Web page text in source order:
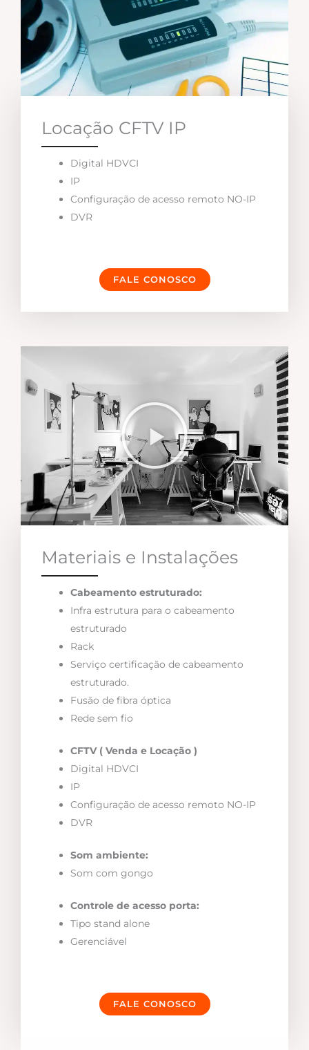
Locação CFTV IP
Digital HDVCI
IP
Configuração de acesso remoto NO-IP
DVR
FALE CONOSCO
Materiais e Instalações
Cabeamento estruturado:
Infra estrutura para o cabeamento
estruturado
Rack
Serviço certificação de cabeamento
estruturado.
Fusão de fibra óptica
Rede sem fio
CFTV ( Venda e Locação )
Digital HDVCI
IP
Configuração de acesso remoto NO-IP
DVR
Som ambiente:
Som com gongo
Controle de acesso porta:
Tipo stand alone
Gerenciável
FALE CONOSCO